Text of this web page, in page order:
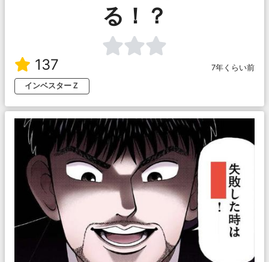
る！？
137
7年くらい前
インベスターＺ